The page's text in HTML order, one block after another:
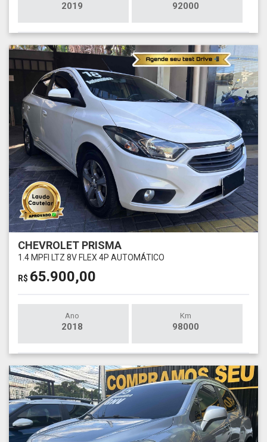
2019 92000
CHEVROLET PRISMA
1.4 MPFI LTZ 8V FLEX 4P AUTOMÁTICO
R$ 65.900,00
Ano
2018
Km
98000